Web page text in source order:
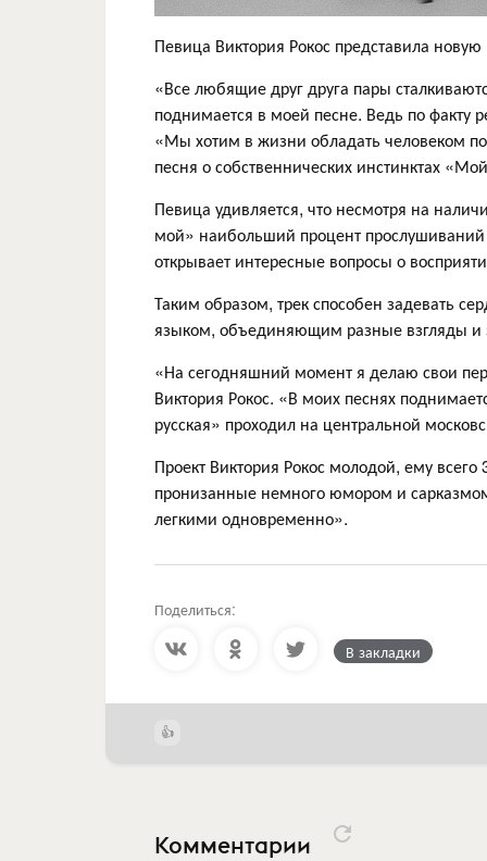
Певица Виктория Рокос представила
«Все любящие друг друга пары
поднимается в моей песне. Ведь по факту
«Мы хотим в жизни обладать человеком
песня о собственнических инстинктах
Певица удивляется, что несмотря на
мой» наибольший процент прослушиваний
открывает интересные вопросы о
Таким образом, трек способен задевать
языком, объединяющим разные взгляды
«На сегодняшний момент я делаю свои
Виктория Рокос. «В моих песнях
русская» проходил на центральной
Проект Виктория Рокос молодой, ему
пронизанные немного юмором и
легкими одновременно».
Поделиться:
В закладки
Комментарии